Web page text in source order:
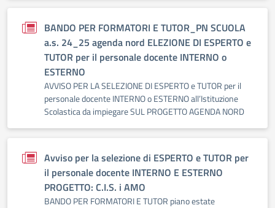
BANDO PER FORMATORI E TUTOR_PN SCUOLA
a.s. 24_25 agenda nord ELEZIONE DI ESPERTO e
TUTOR per il personale docente INTERNO o
ESTERNO
AVVISO PER LA SELEZIONE DI ESPERTO e TUTOR per il
personale docente INTERNO o ESTERNO all’Istituzione
Scolastica da impiegare SUL PROGETTO AGENDA NORD
Avviso per la selezione di ESPERTO e TUTOR per
il personale docente INTERNO E ESTERNO
PROGETTO: C.I.S. i AMO
BANDO PER FORMATORI E TUTOR piano estate